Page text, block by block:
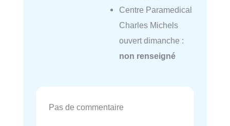
Centre Paramedical
Charles Michels
ouvert dimanche :
non renseigné
Pas de commentaire